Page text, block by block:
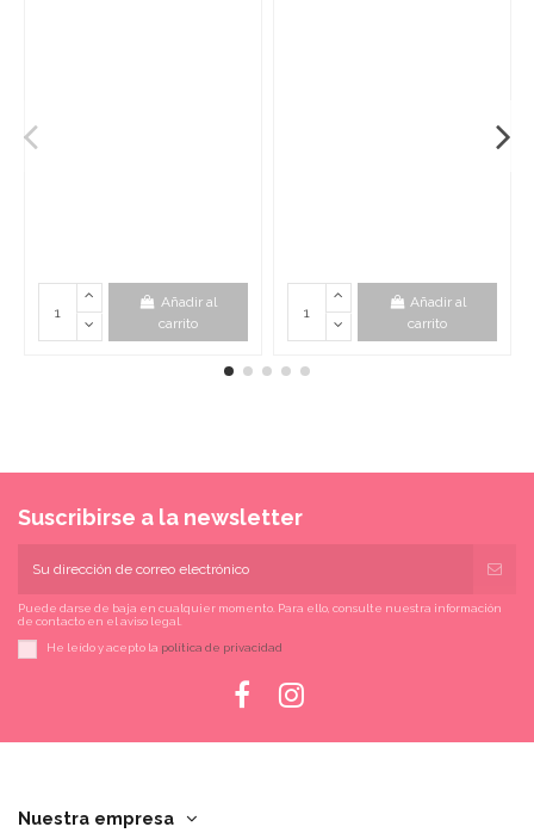
Añadir al
carrito
Añadir al
carrito
Suscribirse a la newsletter
Puede darse de baja en cualquier momento. Para ello, consulte nuestra información
de contacto en el aviso legal.
He leído y acepto la política de privacidad
Nuestra empresa